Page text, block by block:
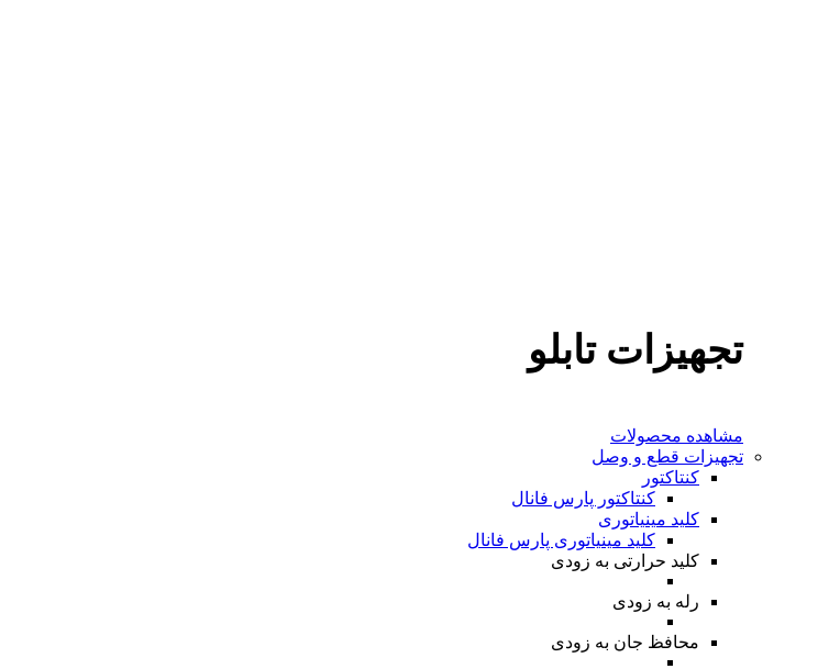
تجهیزات تابلو
مشاهده محصولات
تجهیزات قطع و وصل
کنتاکتور
کنتاکتور پارس فانال
کلید مینیاتوری
کلید مینیاتوری پارس فانال
کلید حرارتی به زودی
رله به زودی
محافظ جان به زودی